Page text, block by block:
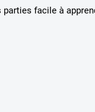
facile à